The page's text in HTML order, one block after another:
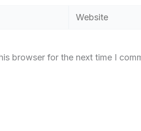
Website
browser for the next time I